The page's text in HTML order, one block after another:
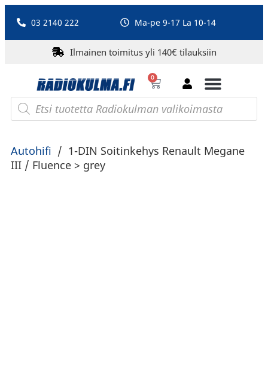
03 2140 222 Ma-pe 9-17 La 10-14
Ilmainen toimitus yli 140€ tilauksiin
0
Autohifi / 1-DIN Soitinkehys Renault Megane
III / Fluence > grey